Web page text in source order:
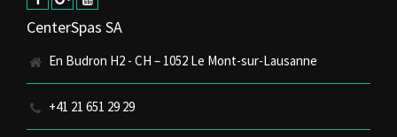
CenterSpas SA
En Budron H2 - CH – 1052 Le Mont-sur-Lausanne
+41 21 651 29 29